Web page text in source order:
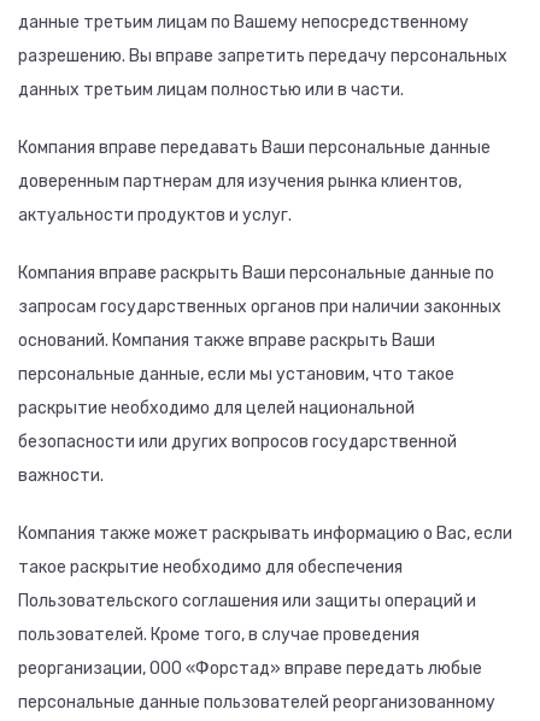
данные третьим лицам по Вашему непосредственному
разрешению. Вы вправе запретить передачу персональных
данных третьим лицам полностью или в части.
Компания вправе передавать Ваши персональные данные
доверенным партнерам для изучения рынка клиентов,
актуальности продуктов и услуг.
Компания вправе раскрыть Ваши персональные данные по
запросам государственных органов при наличии законных
оснований. Компания также вправе раскрыть Ваши
персональные данные, если мы установим, что такое
раскрытие необходимо для целей национальной
безопасности или других вопросов государственной
важности.
Компания также может раскрывать информацию о Вас, если
такое раскрытие необходимо для обеспечения
Пользовательского соглашения или защиты операций и
пользователей. Кроме того, в случае проведения
реорганизации, ООО «Форстад» вправе передать любые
персональные данные пользователей реорганизованному